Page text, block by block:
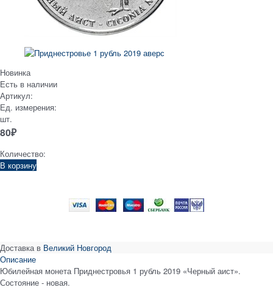
Новинка
Есть в наличии
Артикул:
Ед. измерения:
шт.
80₽
Количество:
В корзину
Доставка в Великий Новгород
Описание
Юбилейная монета Приднестровья 1 рубль 2019 «Черный аист».
Состояние - новая.